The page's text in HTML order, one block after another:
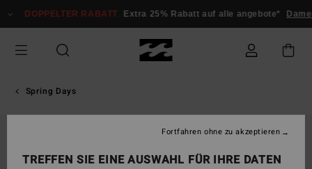
zur
springen
DOPPELTER RABATT Extra 25% Rabatt auf alle angebote* Damen
Spring Days
TREFFEN SIE EINE AUSWAHL FÜR IHRE DATEN
Fortfahren ohne zu akzeptieren